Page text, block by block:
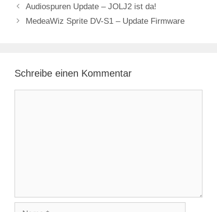
Audiospuren Update – JOLJ2 ist da!
MedeaWiz Sprite DV-S1 – Update Firmware
Schreibe einen Kommentar